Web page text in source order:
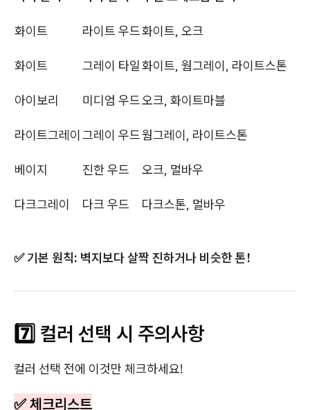
화이트 라이트 우드화이트, 오크
화이트 그레이 타일화이트, 웜그레이, 라이트스톤
아이보리 미디엄 우드오크, 화이트마블
라이트그레이그레이 우드웜그레이, 라이트스톤
베이지 진한 우드 오크, 멀바우
다크그레이 다크 우드 다크스톤, 멀바우
✅ 기본 원칙: 벽지보다 살짝 진하거나 비슷한 톤!
7️⃣ 컬러 선택 시 주의사항
컬러 선택 전에 이것만 체크하세요!
✅ 체크리스트